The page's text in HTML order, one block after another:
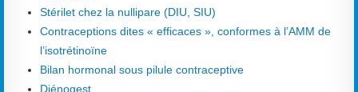
Stérilet chez la nullipare (DIU, SIU)
Contraceptions dites « efficaces », conformes à l’AMM de
l’isotrétinoïne
Bilan hormonal sous pilule contraceptive
Diénogest